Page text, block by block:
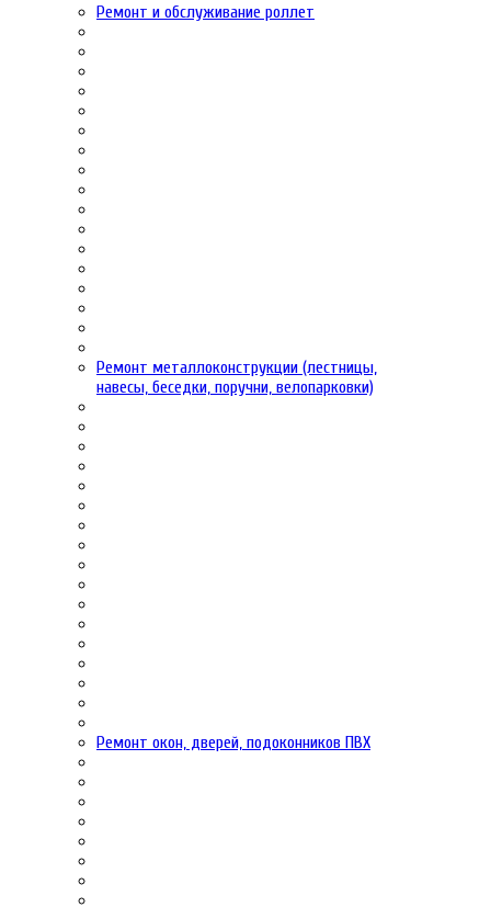
Ремонт и обслуживание роллет
Ремонт металлоконструкции (лестницы,
навесы, беседки, поручни, велопарковки)
Ремонт окон, дверей, подоконников ПВХ